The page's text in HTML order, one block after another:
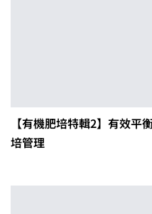
【有機肥培特輯2】有效
培管理